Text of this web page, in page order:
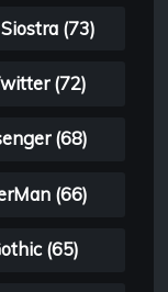
Siostra (73)
(72)
(68)
(66)
(65)